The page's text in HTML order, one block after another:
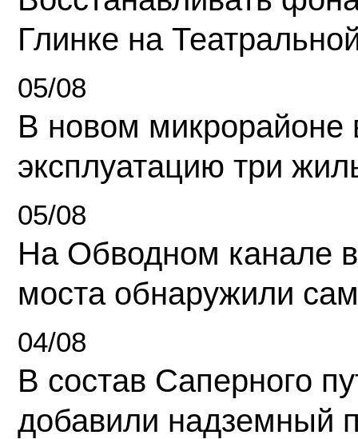
Глинке на
05/08
В новом микрорайоне
эксплуатацию три
05/08
На Обводном канале
моста обнаружили
04/08
В состав Саперного
добавили надземный